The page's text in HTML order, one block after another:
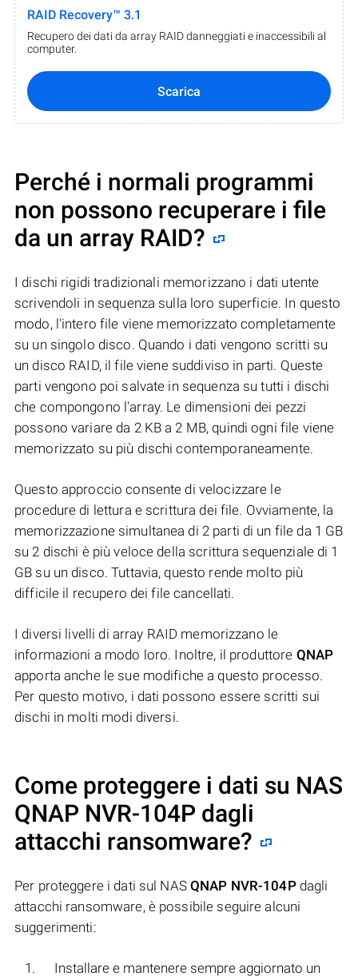
RAID Recovery™ 3.1
Recupero dei dati da array RAID danneggiati e inaccessibili al
computer.
Scarica
Perché i normali programmi
non possono recuperare i file
da un array RAID?
I dischi rigidi tradizionali memorizzano i dati utente
scrivendoli in sequenza sulla loro superficie. In questo
modo, l'intero file viene memorizzato completamente
su un singolo disco. Quando i dati vengono scritti su
un disco RAID, il file viene suddiviso in parti. Queste
parti vengono poi salvate in sequenza su tutti i dischi
che compongono l'array. Le dimensioni dei pezzi
possono variare da 2 KB a 2 MB, quindi ogni file viene
memorizzato su più dischi contemporaneamente.
Questo approccio consente di velocizzare le
procedure di lettura e scrittura dei file. Ovviamente, la
memorizzazione simultanea di 2 parti di un file da 1 GB
su 2 dischi è più veloce della scrittura sequenziale di 1
GB su un disco. Tuttavia, questo rende molto più
difficile il recupero dei file cancellati.
I diversi livelli di array RAID memorizzano le
informazioni a modo loro. Inoltre, il produttore QNAP
apporta anche le sue modifiche a questo processo.
Per questo motivo, i dati possono essere scritti sui
dischi in molti modi diversi.
Come proteggere i dati su NAS
QNAP NVR-104P dagli
attacchi ransomware?
Per proteggere i dati sul NAS QNAP NVR-104Pdagli
attacchi ransomware, è possibile seguire alcuni
suggerimenti:
Installare e mantenere sempre aggiornato un